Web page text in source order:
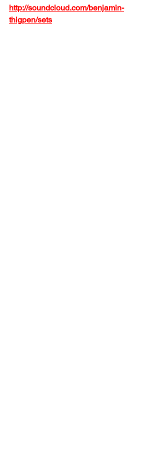
http://soundcloud.com/benjamin-
thigpen/sets